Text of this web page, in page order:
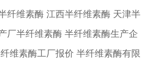
纤维素酶 江西半纤维素酶 天津半
厂半纤维素酶 半纤维素酶生产企
维素酶工厂报价 半纤维素酶有限